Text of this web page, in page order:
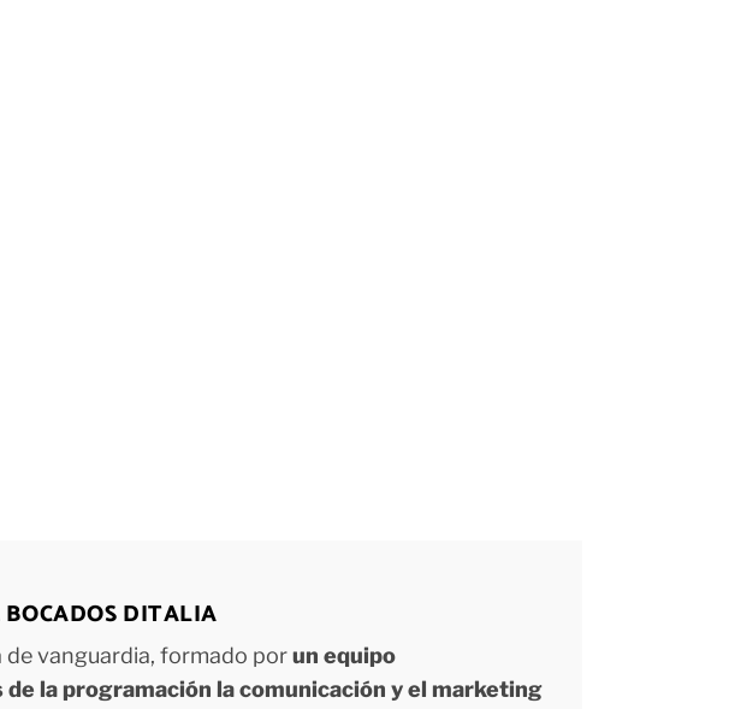
BOCADOS DITALIA
de vanguardia, formado porun equipo
la programación la comunicación y el marketing